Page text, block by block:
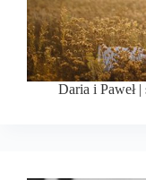
Daria i Paweł